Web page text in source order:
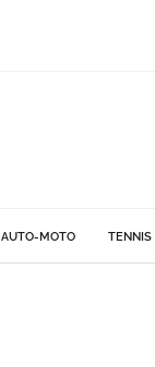
AUTO-MOTO TENNIS